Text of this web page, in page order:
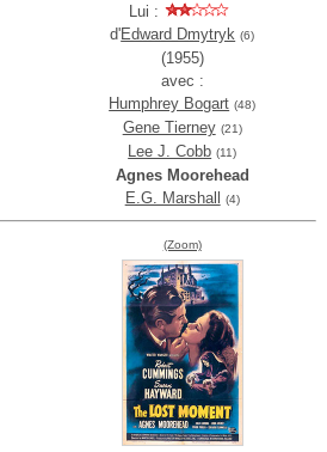
Lui :
d'Edward Dmytryk (6)
(1955)
avec :
Humphrey Bogart (48)
Gene Tierney (21)
Lee J. Cobb (11)
Agnes Moorehead
E.G. Marshall
(4)
(Zoom)